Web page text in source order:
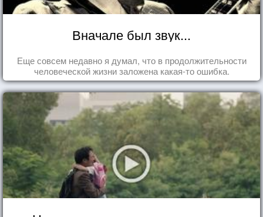
Вначале был звук...
Еще совсем недавно я думал, что в продолжительности
человеческой жизни заложена какая-то ошибка.